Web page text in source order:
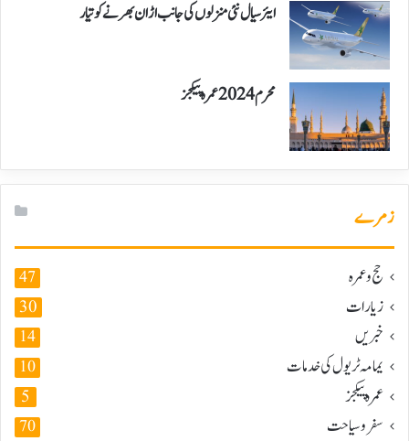
ایئر سیال نئی منزلوں کی جانب اڑان بھرنے کو تیار
محرم 2024 عمرہ پیکجز
زمرے
حج و عمرہ 47
زیارات 30
خبریں 14
یمامہ ٹریول کی خدمات 10
عمرہ پیکجز 5
سفر و سیاحت 70